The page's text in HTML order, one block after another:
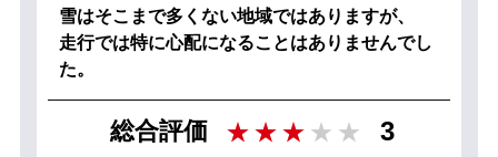
雪はそこまで多くない地域ではありますが、
走行では特に心配になることはありませんでし
た。
総合評価 3